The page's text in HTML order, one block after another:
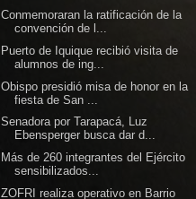
Conmemoraran la ratificación de la
convención de l...
Puerto de Iquique recibió visita de
alumnos de ing...
Obispo presidió misa de honor en la
fiesta de San ...
Senadora por Tarapacá, Luz
Ebensperger busca dar d...
Más de 260 integrantes del Ejército
sensibilizados...
ZOFRI realiza operativo en Barrio